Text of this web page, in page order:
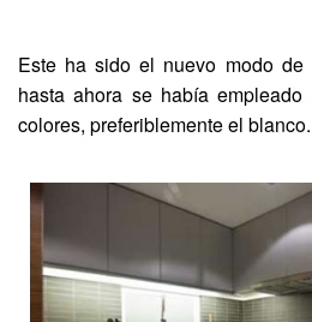
Este ha sido el nuevo modo
hasta ahora se había
colores, preferiblemente el blanco.